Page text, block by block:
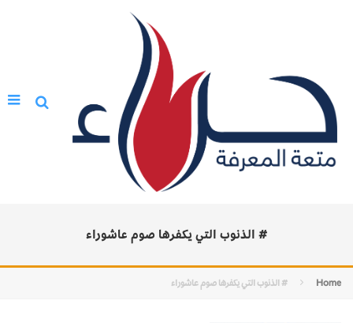
# الذنوب التي يكفرها صوم عاشوراء
Home # الذنوب التي يكفرها صوم عاشوراء